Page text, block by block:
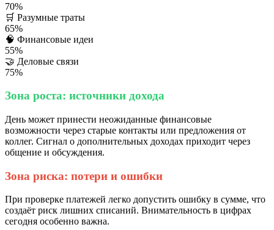
70%
🛒 Разумные траты
65%
🧠 Финансовые идеи
55%
🤝 Деловые связи
75%
Зона роста: источники дохода
День может принести неожиданные финансовые
возможности через старые контакты или предложения от
коллег. Сигнал о дополнительных доходах приходит через
общение и обсуждения.
Зона риска: потери и ошибки
При проверке платежей легко допустить ошибку в сумме, что
создаёт риск лишних списаний. Внимательность в цифрах
сегодня особенно важна.